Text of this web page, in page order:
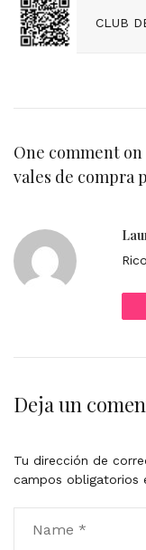
CLUB
One comment on
vales de compra
Deja un
Tu dirección de
campos obligatorios